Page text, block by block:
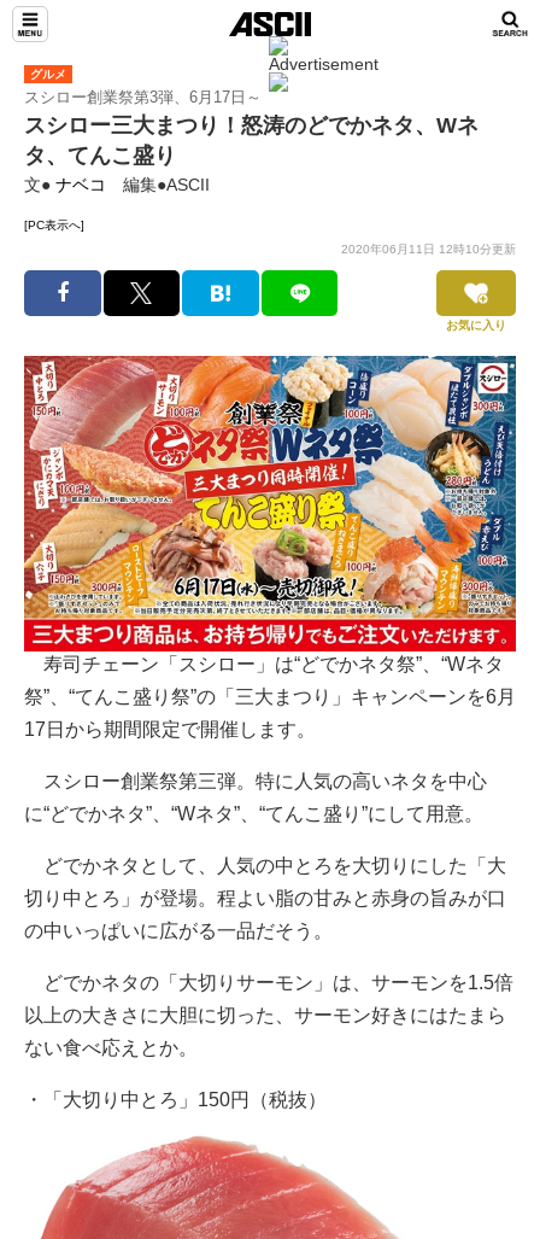
グルメ
スシロー創業祭第3弾、6月17日～
スシロー三大まつり！怒涛のどでかネタ、Wネ
タ、てんこ盛り
文● ナベコ 編集●ASCII
[PC表示へ]
2020年06月11日 12時10分更新
お気に入り
寿司チェーン「スシロー」は“どでかネタ祭”、“Wネタ
祭”、“てんこ盛り祭”の「三大まつり」キャンペーンを6月
17日から期間限定で開催します。
スシロー創業祭第三弾。特に人気の高いネタを中心
に“どでかネタ”、“Wネタ”、“てんこ盛り”にして用意。
どでかネタとして、人気の中とろを大切りにした「大
切り中とろ」が登場。程よい脂の甘みと赤身の旨みが口
の中いっぱいに広がる一品だそう。
どでかネタの「大切りサーモン」は、サーモンを1.5倍
以上の大きさに大胆に切った、サーモン好きにはたまら
ない食べ応えとか。
・「大切り中とろ」150円（税抜）